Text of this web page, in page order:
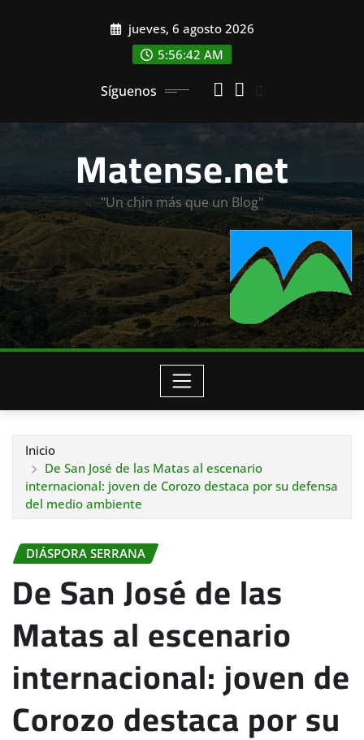
jueves, 6 agosto 2026
5:56:43 AM
Síguenos
Matense.net
"Un chin más que un Blog"
Inicio
De San José de las Matas al escenario
internacional: joven de Corozo destaca por su defensa
del medio ambiente
DIÁSPORA SERRANA
De San José de las
Matas al escenario
internacional: joven de
Corozo destaca por su